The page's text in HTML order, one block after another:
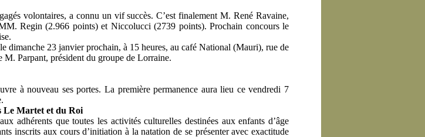
volontaires, a connu un vif succès. C’est finalement M. René Ravaine,
Regin (2.966 points) et Niccolucci (2739 points). Prochain concours le
dimanche 23 janvier prochain, à 15 heures, au café National (Mauri), rue de
M. Parpant, président du groupe de Lorraine.
à nouveau ses portes. La première permanence aura lieu ce vendredi 7
Le Martet et du Roi
adhérents que toutes les activités culturelles destinées aux enfants d’âge
inscrits aux cours d’initiation à la natation de se présenter avec exactitude